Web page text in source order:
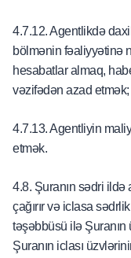
4.7.12. Agentlikdə
bölmənin fəaliyyətinə
hesabatlar almaq,
vəzifədən azad etmək;
4.7.13. Agentliyin
etmək.
4.8. Şuranın sədri ildə
çağırır və iclasa
təşəbbüsü ilə Şuranın
Şuranın iclası